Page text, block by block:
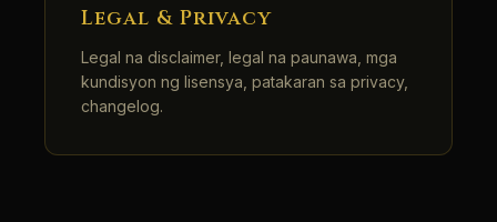
Legal & Privacy
Legal na disclaimer, legal na paunawa, mga
kundisyon ng lisensya, patakaran sa privacy,
changelog.